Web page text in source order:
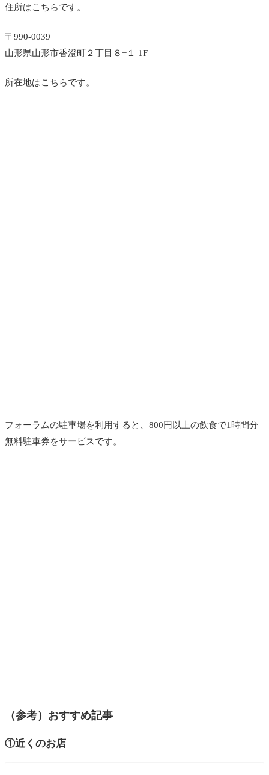
住所はこちらです。
〒990-0039
山形県山形市香澄町２丁目８−１ 1F
所在地はこちらです。
フォーラムの駐車場を利用すると、800円以上の飲食で1時間分
無料駐車券をサービスです。
（参考）おすすめ記事
①近くのお店